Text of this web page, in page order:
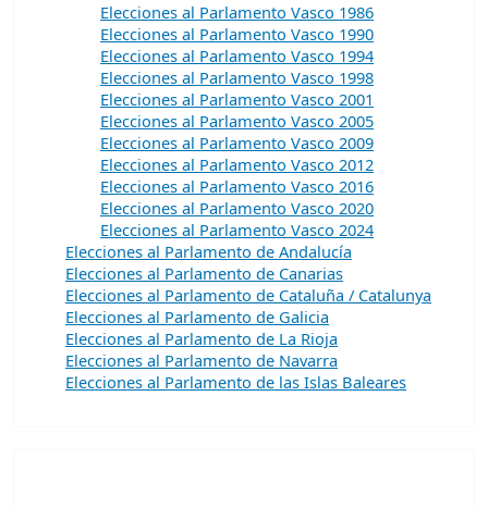
Elecciones al Parlamento Vasco 1986
Elecciones al Parlamento Vasco 1990
Elecciones al Parlamento Vasco 1994
Elecciones al Parlamento Vasco 1998
Elecciones al Parlamento Vasco 2001
Elecciones al Parlamento Vasco 2005
Elecciones al Parlamento Vasco 2009
Elecciones al Parlamento Vasco 2012
Elecciones al Parlamento Vasco 2016
Elecciones al Parlamento Vasco 2020
Elecciones al Parlamento Vasco 2024
Elecciones al Parlamento de Andalucía
Elecciones al Parlamento de Canarias
Elecciones al Parlamento de Cataluña / Catalunya
Elecciones al Parlamento de Galicia
Elecciones al Parlamento de La Rioja
Elecciones al Parlamento de Navarra
Elecciones al Parlamento de las Islas Baleares